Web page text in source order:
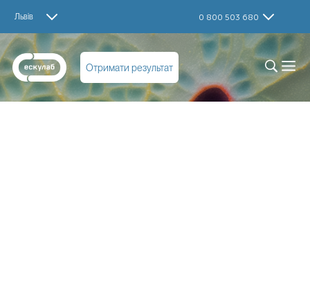
Львів 0 800 503 680
Отримати результат